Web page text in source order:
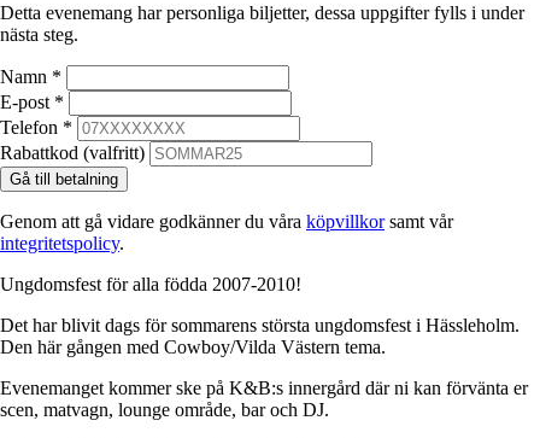
Detta evenemang har personliga biljetter, dessa uppgifter fylls i under
nästa steg.
Namn *
E-post *
Telefon *
Rabattkod (valfritt)
Gå till betalning
Genom att gå vidare godkänner du våra köpvillkorsamt vår
integritetspolicy.
Ungdomsfest för alla födda 2007-2010!
Det har blivit dags för sommarens största ungdomsfest i Hässleholm.
Den här gången med Cowboy/Vilda Västern tema.
Evenemanget kommer ske på K&B:s innergård där ni kan förvänta er
scen, matvagn, lounge område, bar och DJ.